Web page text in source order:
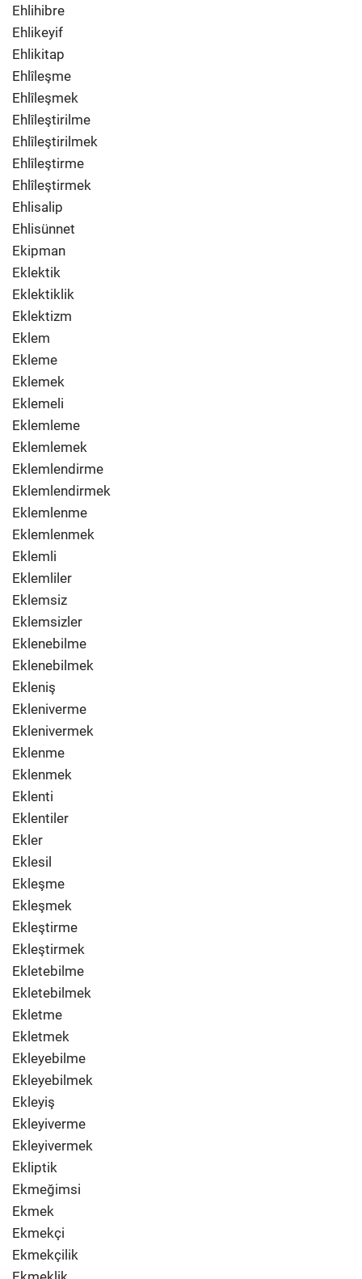
Ehlihibre
Ehlikeyif
Ehlikitap
Ehlîleşme
Ehlîleşmek
Ehlîleştirilme
Ehlîleştirilmek
Ehlîleştirme
Ehlîleştirmek
Ehlisalip
Ehlisünnet
Ekipman
Eklektik
Eklektiklik
Eklektizm
Eklem
Ekleme
Eklemek
Eklemeli
Eklemleme
Eklemlemek
Eklemlendirme
Eklemlendirmek
Eklemlenme
Eklemlenmek
Eklemli
Eklemliler
Eklemsiz
Eklemsizler
Eklenebilme
Eklenebilmek
Ekleniş
Ekleniverme
Eklenivermek
Eklenme
Eklenmek
Eklenti
Eklentiler
Ekler
Eklesil
Ekleşme
Ekleşmek
Ekleştirme
Ekleştirmek
Ekletebilme
Ekletebilmek
Ekletme
Ekletmek
Ekleyebilme
Ekleyebilmek
Ekleyiş
Ekleyiverme
Ekleyivermek
Ekliptik
Ekmeğimsi
Ekmek
Ekmekçi
Ekmekçilik